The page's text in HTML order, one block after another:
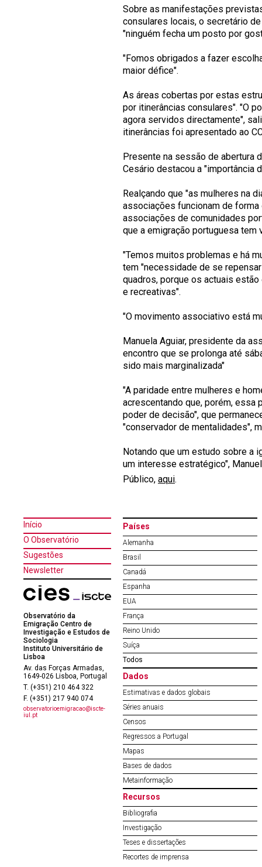
Sobre as manifestações
consulares locais, o secretário
"ninguém fecha um posto por
"Fomos obrigados a fazer
maior défice".
As áreas cobertas por estas
por itinerâncias consulares". "O
agora servidos directamente",
itinerâncias foi apresentado ao
Presente na sessão de abertura
Cesário destacou a "importância
Realçando que "as mulheres na
associações funcionam de
associações de comunidades
que a emigração portuguesa tem
"Temos muitos problemas e há
tem "necessidade de se
quadros, porque os actuais
e recreativas".
"O movimento associativo está
Manuela Aguiar, presidente da
encontro que se prolonga até
sido mais marginalizada"
"A paridade entre mulheres e
acrescentando que, porém, essa
poder de decisão", que
"conservador de mentalidades",
Notando que um estudo sobre a
um interesse estratégico",
Público, aqui.
Início
O Observatório
Sugestões
Newsletter
Observatório da
Emigração Centro de
Investigação e Estudos de
Sociologia
Instituto Universitário de
Lisboa
Av. das Forças Armadas,
1649-026 Lisboa, Portugal
T. (+351) 210 464 322
F. (+351) 217 940 074
observatorioemigracao@iscte-
iul.pt
Países
Alemanha
Brasil
Canadá
Espanha
EUA
França
Reino Unido
Suíça
Todos
Dados
Estimativas e dados globais
Séries anuais
Censos
Regressos a Portugal
Mapas
Bases de dados
Metainformação
Recursos
Bibliografia
Investigação
Teses e dissertações
Recortes de imprensa